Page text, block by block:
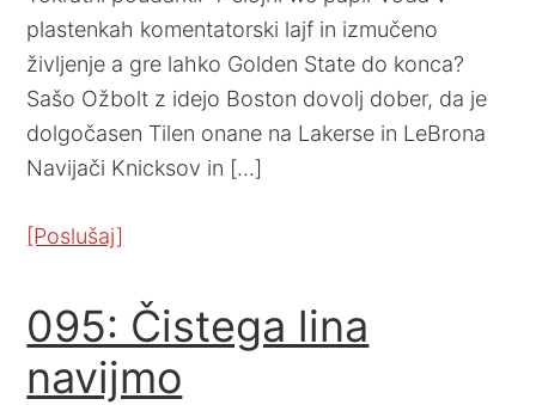
plastenkah komentatorski lajf in izmučeno
življenje a gre lahko Golden State do konca?
Sašo Ožbolt z idejo Boston dovolj dober, da je
dolgočasen Tilen onane na Lakerse in LeBrona
Navijači Knicksov in […]
[Poslušaj]
095: Čistega lina
navijmo